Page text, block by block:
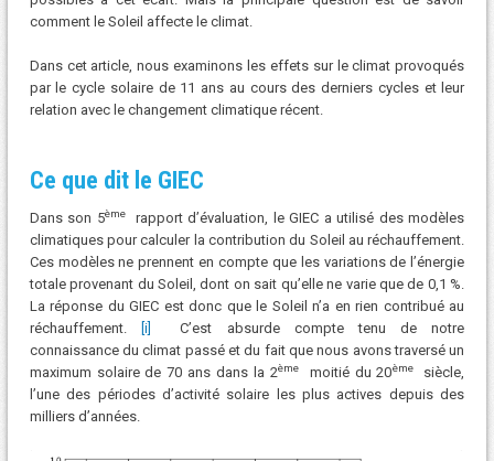
comment le Soleil affecte le climat.
Dans cet article, nous examinons les effets sur le climat provoqués
par le cycle solaire de 11 ans au cours des derniers cycles et leur
relation avec le changement climatique récent.
Ce que dit le GIEC
Dans son 5èmerapport d’évaluation, le GIEC a utilisé des modèles
climatiques pour calculer la contribution du Soleil au réchauffement.
Ces modèles ne prennent en compte que les variations de l’énergie
totale provenant du Soleil, dont on sait qu’elle ne varie que de 0,1 %.
La réponse du GIEC est donc que le Soleil n’a en rien contribué au
réchauffement.
[i]
C’est absurde compte tenu de notre
connaissance du climat passé et du fait que nous avons traversé un
maximum solaire de 70 ans dans la 2èmemoitié du 20èmesiècle,
l’une des périodes d’activité solaire les plus actives depuis des
milliers d’années.